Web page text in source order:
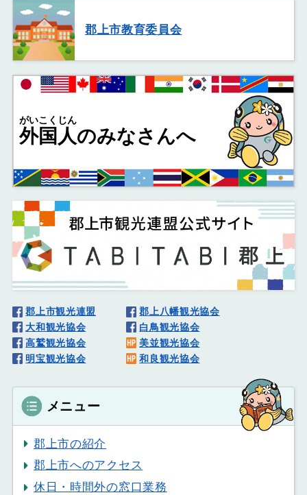
郡上市教育委員会
外国人
がいこくじん
のみなさんへ
郡上市観光連盟
郡上八幡観光協会
大和観光協会
白鳥観光協会
高鷲観光協会
美並観光協会
明宝観光協会
和良観光協会
メニュー
郡上市の紹介
郡上市へのアクセス
休日・時間外の窓口業務